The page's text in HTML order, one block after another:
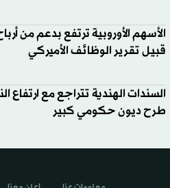
الأسهم الأوروبية ترتفع بدعم من
قبيل تقرير الوظائف الأميركي
السندات الهندية تتراجع مع ارتفاع
طرح ديون حكومي كبير